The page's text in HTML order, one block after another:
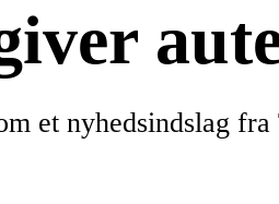
et nyhedsindslag